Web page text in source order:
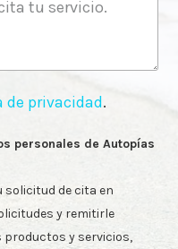
de privacidad.
personales de Autopías
solicitud de cita en
y remitirle
y servicios,